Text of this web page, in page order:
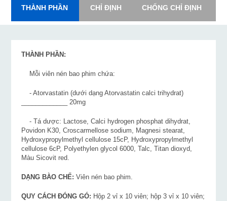
THÀNH PHẦN CHỈ ĐỊNH CHỐNG CHỈ ĐỊNH
THÀNH PHẦN:
Mỗi viên nén bao phim chứa:
- Atorvastatin (dưới dạng Atorvastatin calci trihydrat)
_____________ 20mg
- Tá dược: Lactose, Calci hydrogen phosphat dihydrat,
Povidon K30, Croscarmellose sodium, Magnesi stearat,
Hydroxypropylmethyl cellulose 15cP, Hydroxypropylmethyl
cellulose 6cP, Polyethylen glycol 6000, Talc, Titan dioxyd,
Màu Sicovit red.
DẠNG BÀO CHẾ:Viên nén bao phim.
QUY CÁCH ĐÓNG GÓ: Hộp 2 vỉ x 10 viên; hộp 3 vỉ x 10 viên;